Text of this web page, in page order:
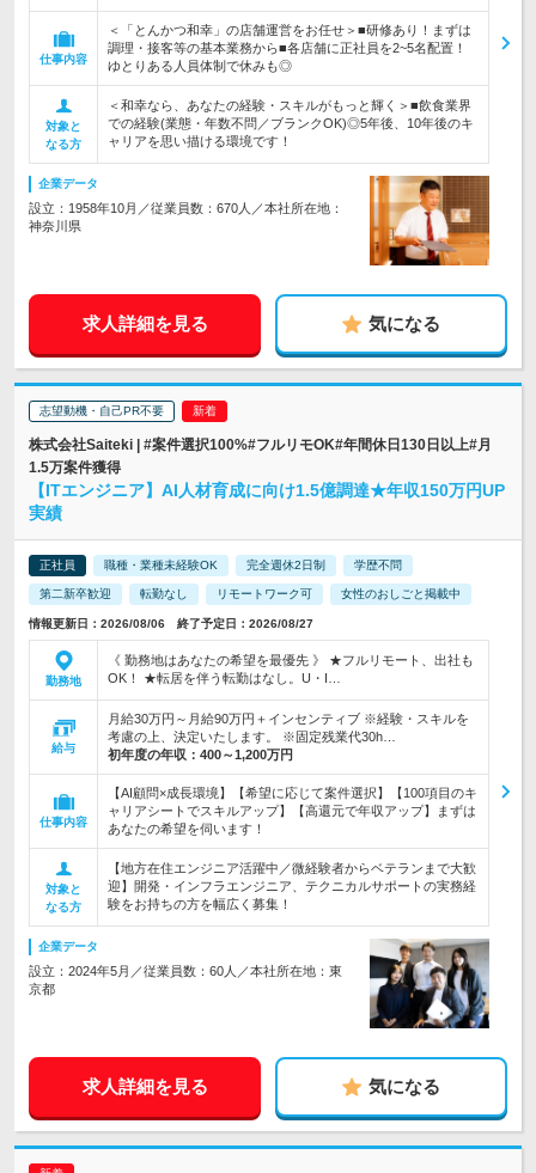
仕事内容
＜「とんかつ和幸」の店舗運営をお任せ＞■研修あり！まずは
調理・接客等の基本業務から■各店舗に正社員を2~5名配置！
ゆとりある人員体制で休みも◎
対象と
なる方
＜和幸なら、あなたの経験・スキルがもっと輝く＞■飲食業界
での経験(業態・年数不問／ブランクOK)◎5年後、10年後のキ
ャリアを思い描ける環境です！
企業データ
設立：1958年10月／従業員数：670人／本社所在地：
神奈川県
求人詳細を見る 気になる
志望動機・自己PR不要
株式会社Saiteki | #案件選択100%#フルリモOK#年間休日130日以上#月
1.5万案件獲得
【ITエンジニア】AI人材育成に向け1.5億調達★年収150万円UP
実績
正社員 職種・業種未経験OK 完全週休2日制 学歴不問
第二新卒歓迎 転勤なし リモートワーク可 女性のおしごと掲載中
情報更新日：2026/08/06 終了予定日：2026/08/27
勤務地
《 勤務地はあなたの希望を最優先 》 ★フルリモート、出社も
OK！ ★転居を伴う転勤はなし。U・I…
給与
月給30万円～月給90万円＋インセンティブ ※経験・スキルを
考慮の上、決定いたします。 ※固定残業代30h…
初年度の年収： 400～1,200万円
仕事内容
【AI顧問×成長環境】【希望に応じて案件選択】【100項目のキ
ャリアシートでスキルアップ】【高還元で年収アップ】まずは
あなたの希望を伺います！
対象と
なる方
【地方在住エンジニア活躍中／微経験者からベテランまで大歓
迎】開発・インフラエンジニア、テクニカルサポートの実務経
験をお持ちの方を幅広く募集！
企業データ
設立：2024年5月／従業員数：60人／本社所在地：東
京都
求人詳細を見る 気になる